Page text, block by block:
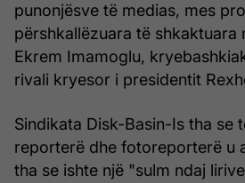
punonjësve të medias, mes
përshkallëzuara të shkaktuara
Ekrem Imamoglu,
rivali kryesor i presidentit
Sindikata Disk-Basin-Is tha se
reporterë dhe fotoreporterë u
tha se ishte një "sulm ndaj